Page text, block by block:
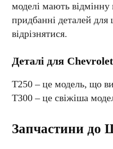
моделі мають відмінну
придбанні деталей для
відрізнятися.
Деталі для
T250 – це модель, що
T300 – це свіжіша
Запчастини до